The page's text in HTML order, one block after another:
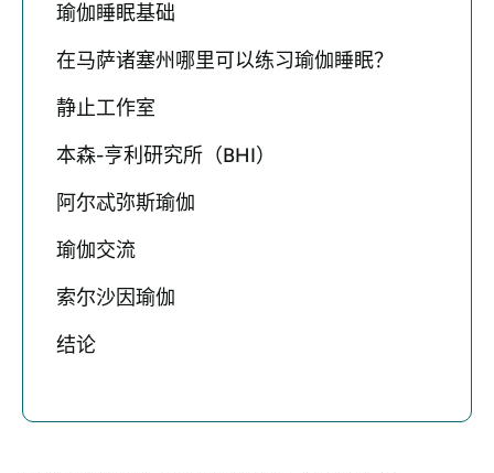
瑜伽睡眠基础
在马萨诸塞州哪里可以练习瑜伽睡眠？
静止工作室
本森-亨利研究所（BHI）
阿尔忒弥斯瑜伽
瑜伽交流
索尔沙因瑜伽
结论